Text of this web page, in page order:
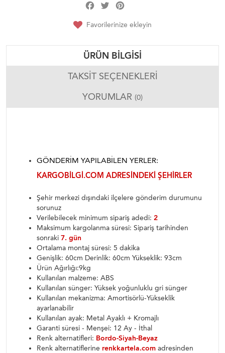
Facebook
Twitter
Favorilerinize ekleyin
ÜRÜN BILGISI
TAKSIT SEÇENEKLERI
YORUMLAR (0)
GÖNDERIM YAPILABILEN YERLER:
KARGOBILGI.COM ADRESINDEKI ŞEHIRLER
Şehir merkezi dışındaki ilçelere gönderim durumunu
sorunuz
Verilebilecek minimum sipariş adedi: 2
Maksimum kargolanma süresi: Sipariş tarihinden
sonraki 7. gün
Ortalama montaj süresi: 5 dakika
Genişlik: 60cm Derinlik: 60cm Yükseklik: 93cm
Ürün Ağırlığı:9kg
Kullanılan malzeme: ABS
Kullanılan sünger: Yüksek yoğunluklu gri sünger
Kullanılan mekanizma: Amortisörlü-Yükseklik
ayarlanabilir
Kullanılan ayak: Metal Ayaklı + Kromajlı
Garanti süresi - Menşei: 12 Ay - İthal
Renk alternatifleri: Bordo-Siyah-Beyaz
Renk alternatiflerine renkkartela.com adresinden